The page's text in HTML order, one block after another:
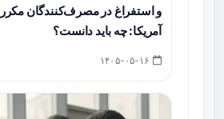
و استفراغ در مصرف‌کنندگان مکرر
آمریکا: چه باید دانست؟